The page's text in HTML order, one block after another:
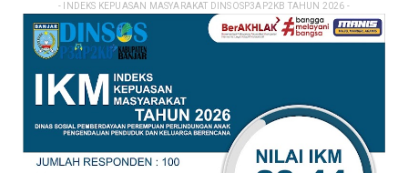
- INDEKS KEPUASAN MASYARAKAT DINSOSP3AP2KB TAHUN 2026 -